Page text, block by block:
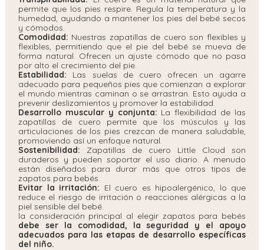
permite que los pies respire. Regula la temperatura y la
humedad, ayudando a mantener los pies del bebé secos
y cómodos.
Comodidad: Nuestras zapatillas de cuero son flexibles y
flexibles, permitiendo que el pie del bebé se mueva de
forma natural. Ofrecen un ajuste cómodo que no pasa
por alto el crecimiento del pie.
Estabilidad: Las suelas de cuero ofrecen un agarre
adecuado para pequeños pies que comienzan a explorar
el mundo mientras caminan o se arrastran. Esto ayuda a
prevenir deslizamientos y promover la estabilidad.
Desarrollo muscular y conjunta: La flexibilidad de las
zapatillas de cuero permite que los músculos y las
articulaciones de los pies crezcan de manera saludable,
promoviendo así un enfoque natural.
Sostenibilidad: Zapatillas de cuero Little Cloud son
duraderos y pueden soportar el uso diario. A menudo
están diseñados para durar más que otros tipos de
zapatos para bebés.
Evitar la irritación: El cuero es hipoalergénico, lo que
reduce el riesgo de irritación o reacciones alérgicas a la
piel sensible del bebé.
la consideración principal al elegir zapatos para bebés
debe ser la comodidad, la seguridad y el apoyo
adecuados para las etapas de desarrollo específicas
del niño.